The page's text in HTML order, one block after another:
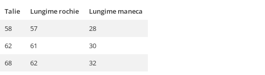
Talie Lungime rochie
Lungime maneca
58 57
28
62 61
30
68 62
32